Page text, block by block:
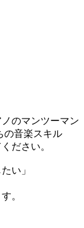
のマンツーマン
の音楽スキル
ださい。
い」
。